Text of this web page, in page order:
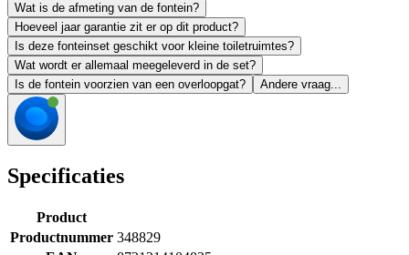
Wat is de afmeting van de fontein?
Hoeveel jaar garantie zit er op dit product?
Is deze fonteinset geschikt voor kleine toiletruimtes?
Wat wordt er allemaal meegeleverd in de set?
Is de fontein voorzien van een overloopgat?
Andere vraag...
Specificaties
Product
Productnummer 348829